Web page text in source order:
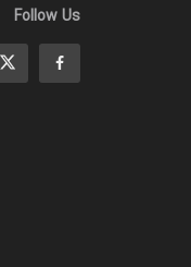
Follow Us